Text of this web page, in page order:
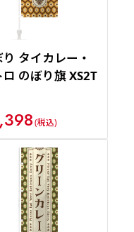
タイカレー・
ロ のぼり旗 XS2T
(税込)